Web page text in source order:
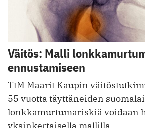
Väitös: Malli
ennustamiseen
TtM Maarit Kaupin
55 vuotta täyttäneiden
lonkkamurtumariskiä voidaan
yksinkertaisella mallilla.